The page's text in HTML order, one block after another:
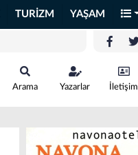
TURİZM YAŞAM
Arama Yazarlar İletişim